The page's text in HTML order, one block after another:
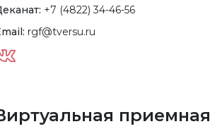
+7 (4822) 34-46-56
rgf@tversu.ru
приемная